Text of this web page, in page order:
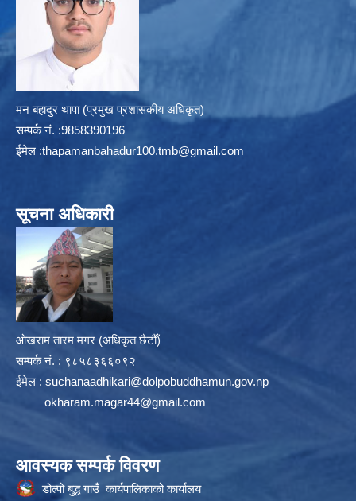
मन बहादुर थापा (प्रमुख प्रशासकीय अधिकृत)
सम्पर्क न‌ं. :9858390196
ईमेल :thapamanbahadur100.tmb@gmail.com
सूचना अधिकारी
ओखराम तारम मगर (अधिकृत छैटौँ)
सम्पर्क न‌ं. : ९८५८३६६०९२
ईमेल : suchanaadhikari@dolpobuddhamun.gov.np
okharam.magar44@gmail.com
आवस्यक सम्पर्क विवरण
डोल्पो बुद्ध गाउँ कार्यपालिकाको कार्यालय